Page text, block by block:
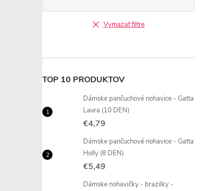
Vymazať filtre
TOP 10 PRODUKTOV
Dámske pančuchové nohavice - Gatta
Laura (10 DEN)
€4,79
Dámske pančuchové nohavice - Gatta
Holly (8 DEN)
€5,49
Dámske nohavičky - brazilky -